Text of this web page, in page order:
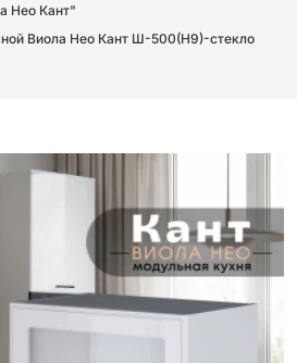
Нео Кант"
Виола Нео Кант Ш-500(Н9)-стекло